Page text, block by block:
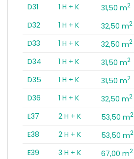
D31
1 H + K 31,50 m2
D32
1 H + K 32,50 m2
D33
1 H + K 32,50 m2
D34
1 H + K 31,50 m2
D35
1 H + K 31,50 m2
D36
1 H + K 32,50 m2
E37
2 H + K 53,50 m2
E38
2 H + K 53,50 m2
E39
3 H + K 67,00 m2